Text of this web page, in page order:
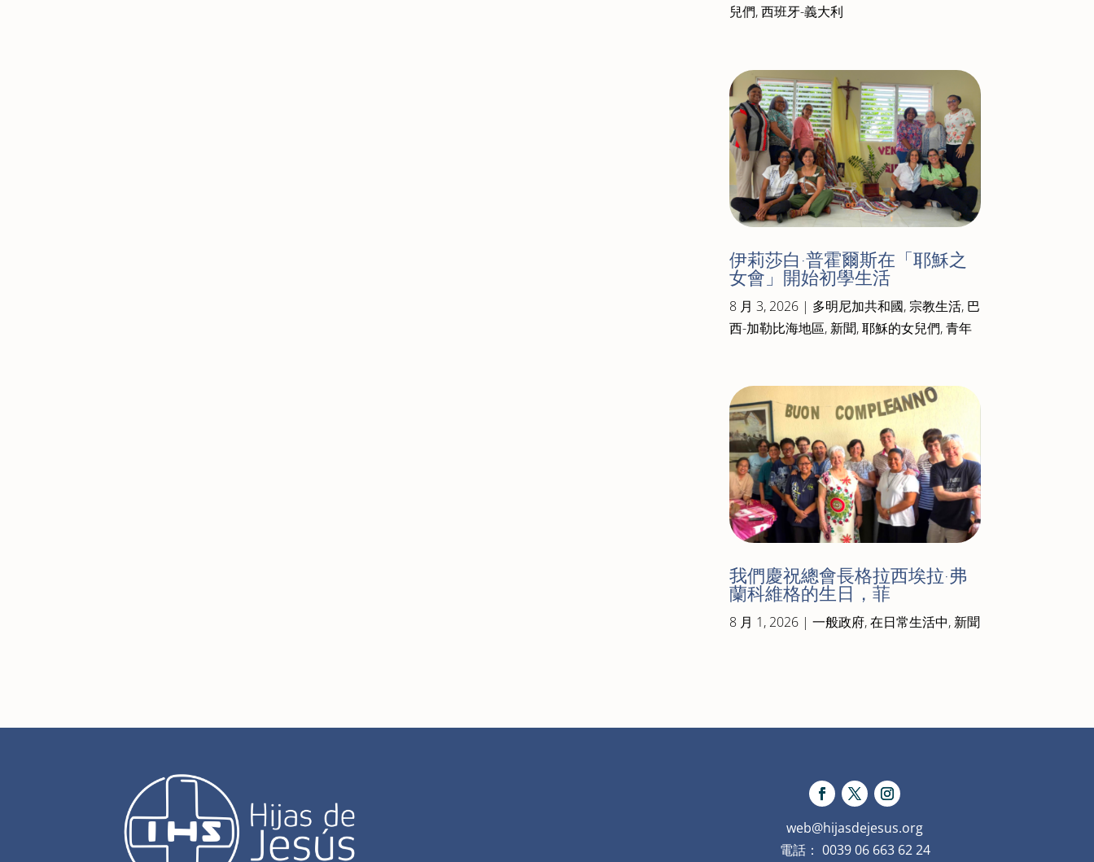
兒們,西班牙-義大利
伊莉莎白·普霍爾斯在「耶穌之
女會」開始初學生活
8 月 3, 2026| 多明尼加共和國,宗教生活, 巴
西-加勒比海地區, 新聞,耶穌的女兒們,青年
我們慶祝總會長格拉西埃拉·弗
蘭科維格的生日，菲
8 月 1, 2026| 一般政府,在日常生活中, 新聞
web@hijasdejesus.org
電話： 0039 06 663 62 24